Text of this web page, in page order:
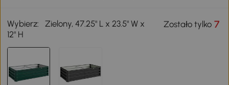
Wybierz:
Zielony, 47.25" L x 23.5" W x
12" H
Zostało tylko7